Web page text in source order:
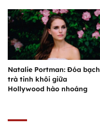
Natalie Portman: Đóa bạch
trà tinh khôi giữa
Hollywood hào nhoáng